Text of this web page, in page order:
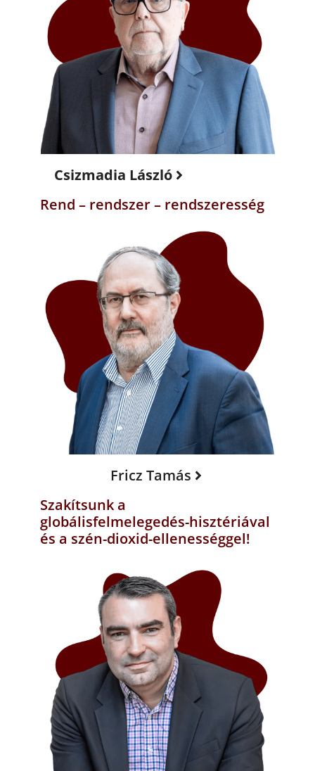
Csizmadia László
Rend – rendszer – rendszeresség
Fricz Tamás
Szakítsunk a
globálisfelmelegedés-hisztériával
és a szén-dioxid-ellenességgel!